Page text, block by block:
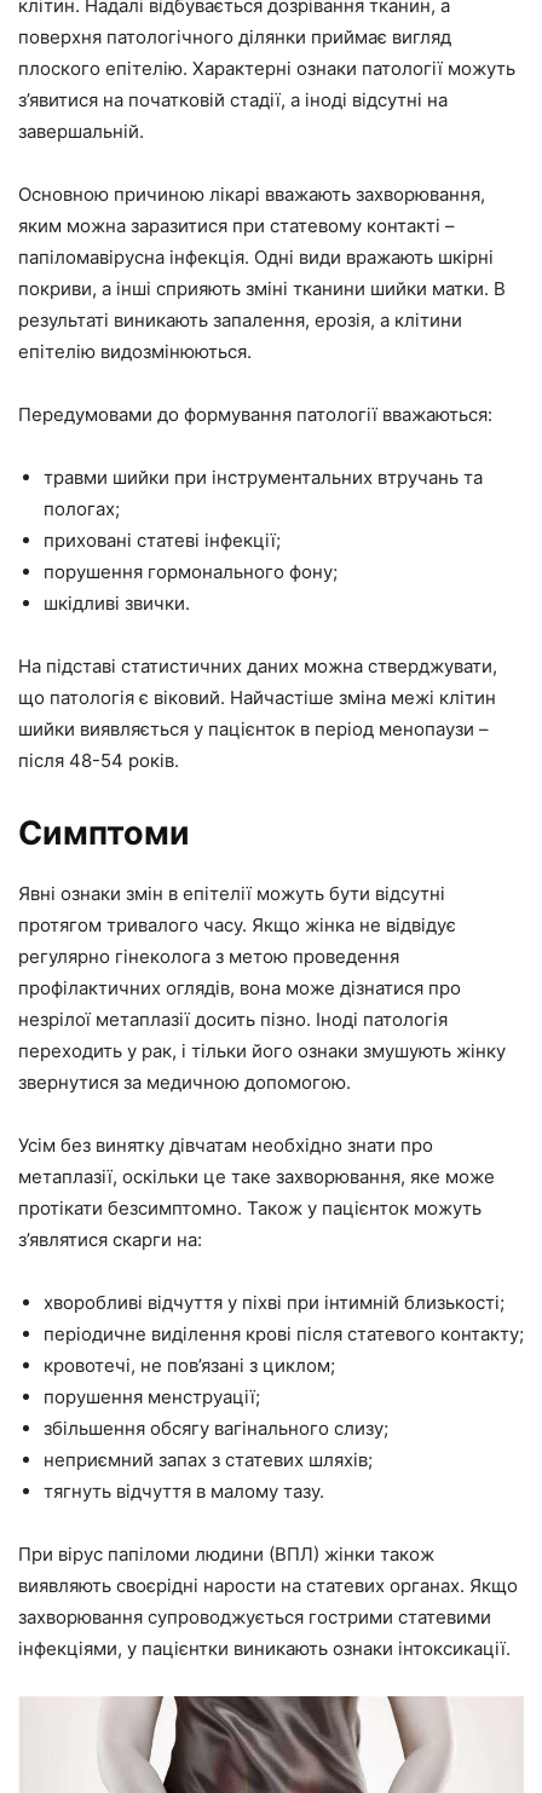
клітин. Надалі відбувається дозрівання тканин, а
поверхня патологічного ділянки приймає вигляд
плоского епітелію. Характерні ознаки патології можуть
з’явитися на початковій стадії, а іноді відсутні на
завершальній.
Основною причиною лікарі вважають захворювання,
яким можна заразитися при статевому контакті –
папіломавірусна інфекція. Одні види вражають шкірні
покриви, а інші сприяють зміні тканини шийки матки. В
результаті виникають запалення, ерозія, а клітини
епітелію видозмінюються.
Передумовами до формування патології вважаються:
травми шийки при інструментальних втручань та
пологах;
приховані статеві інфекції;
порушення гормонального фону;
шкідливі звички.
На підставі статистичних даних можна стверджувати,
що патологія є віковий. Найчастіше зміна межі клітин
шийки виявляється у пацієнток в період менопаузи –
після 48-54 років.
Симптоми
Явні ознаки змін в епітелії можуть бути відсутні
протягом тривалого часу. Якщо жінка не відвідує
регулярно гінеколога з метою проведення
профілактичних оглядів, вона може дізнатися про
незрілої метаплазії досить пізно. Іноді патологія
переходить у рак, і тільки його ознаки змушують жінку
звернутися за медичною допомогою.
Усім без винятку дівчатам необхідно знати про
метаплазії, оскільки це таке захворювання, яке може
протікати безсимптомно. Також у пацієнток можуть
з’являтися скарги на:
хворобливі відчуття у піхві при інтимній близькості;
періодичне виділення крові після статевого контакту;
кровотечі, не пов’язані з циклом;
порушення менструації;
збільшення обсягу вагінального слизу;
неприємний запах з статевих шляхів;
тягнуть відчуття в малому тазу.
При вірус папіломи людини (ВПЛ) жінки також
виявляють своєрідні нарости на статевих органах. Якщо
захворювання супроводжується гострими статевими
інфекціями, у пацієнтки виникають ознаки інтоксикації.